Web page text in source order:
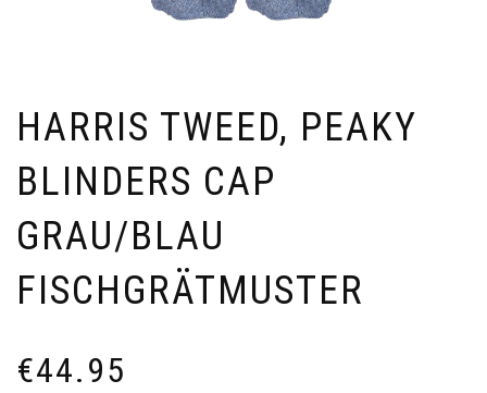
HARRIS TWEED, PEAKY
BLINDERS CAP
GRAU/BLAU
FISCHGRÄTMUSTER
€44.95